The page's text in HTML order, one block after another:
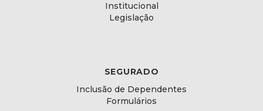
Institucional
Legislação
SEGURADO
Inclusão de Dependentes
Formulários